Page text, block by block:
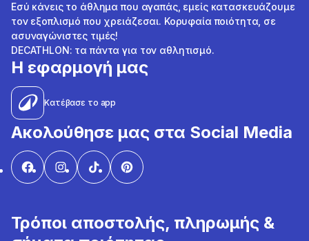
Εσύ κάνεις το άθλημα που αγαπάς, εμείς κατασκευάζουμε
τον εξοπλισμό που χρειάζεσαι. Κορυφαία ποιότητα, σε
ασυναγώνιστες τιμές!
DECATHLON: τα πάντα για τον αθλητισμό.
Η εφαρμογή μας
Κατέβασε το app
Ακολούθησε μας στα Social Media
Τρόποι αποστολής, πληρωμής &